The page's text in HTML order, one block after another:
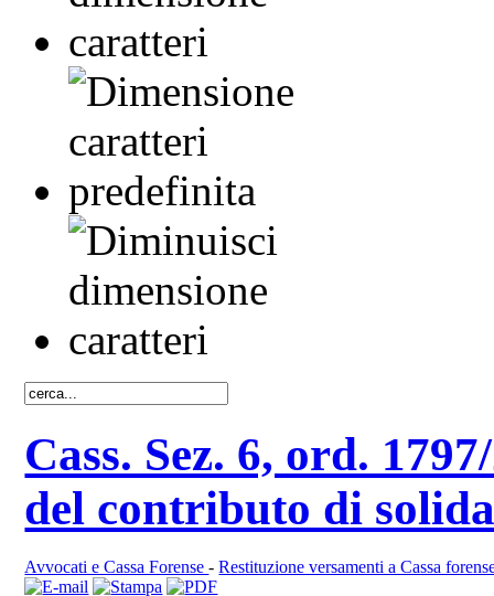
Cass. Sez. 6, ord.
del contributo di
Avvocati e Cassa Forense-Restituzione versamenti a Cassa